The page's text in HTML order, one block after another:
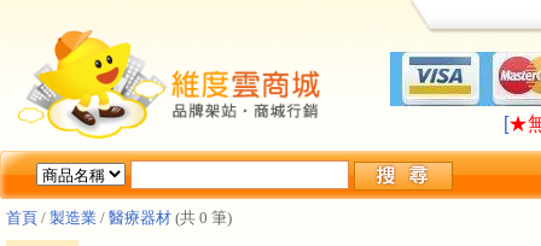
[★
首頁 / 製造業 / 醫療器材 (共 0 筆)